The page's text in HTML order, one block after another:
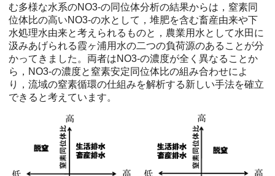
む多様な水系のNO3-の同位体分析の結果からは，窒素同
位体比の高いNO3-の水として，堆肥を含む畜産由来や下
水処理水由来と考えられるものと，農業用水として水田に
汲みあげられる霞ヶ浦用水の二つの負荷源のあることが分
かってきました。両者はNO3-の濃度が全く異なることか
ら，NO3-の濃度と窒素安定同位体比の組み合わせによ
り，流域の窒素循環の仕組みを解析する新しい手法を確立
できると考えています。